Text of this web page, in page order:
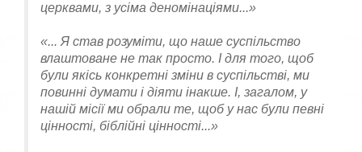
церквами, з усіма деномінаціями...»
«... Я став розуміти, що наше суспільство
влаштоване не так просто. І для того, щоб
були якісь конкретні зміни в суспільстві, ми
повинні думати і діяти інакше. І, загалом, у
нашій місії ми обрали те, щоб у нас були певні
цінності, біблійні цінності...»